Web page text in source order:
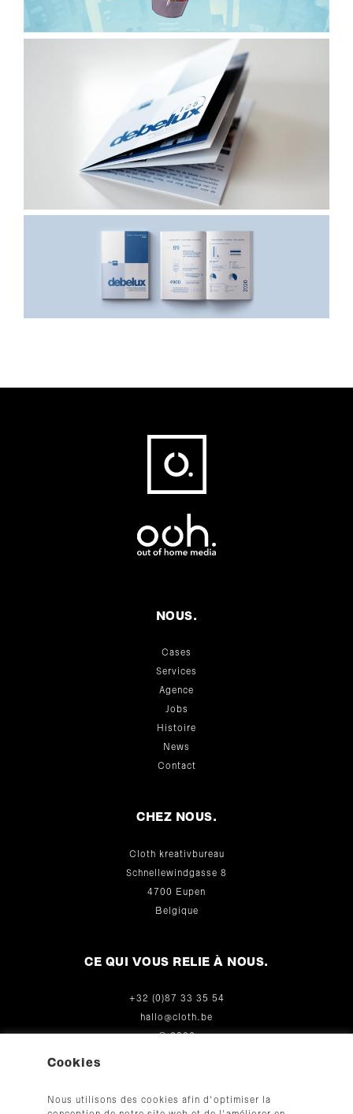
NOUS.
Cases
Services
Agence
Jobs
Histoire
News
Contact
CHEZ NOUS.
Cloth kreativbureau
Schnellewindgasse 8
4700 Eupen
Belgique
CE QUI VOUS RELIE À NOUS.
+32 (0)87 33 35 54
hallo@cloth.be
© 2026
Cookies
Nous utilisons des cookies afin d'optimiser la